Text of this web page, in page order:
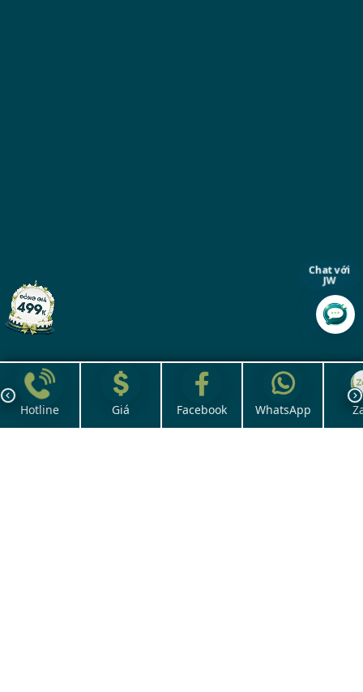
Hotline Giá Facebook WhatsApp
Chat với
JW